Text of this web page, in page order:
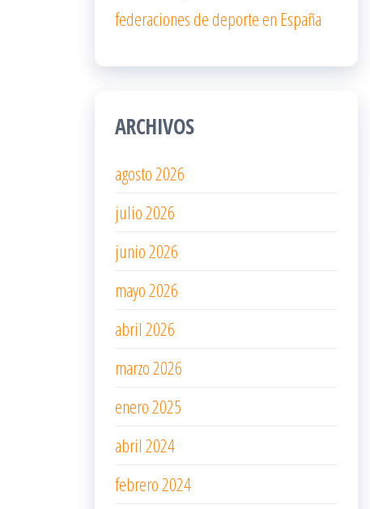
federaciones de deporte en España
ARCHIVOS
agosto 2026
julio 2026
junio 2026
mayo 2026
abril 2026
marzo 2026
enero 2025
abril 2024
febrero 2024